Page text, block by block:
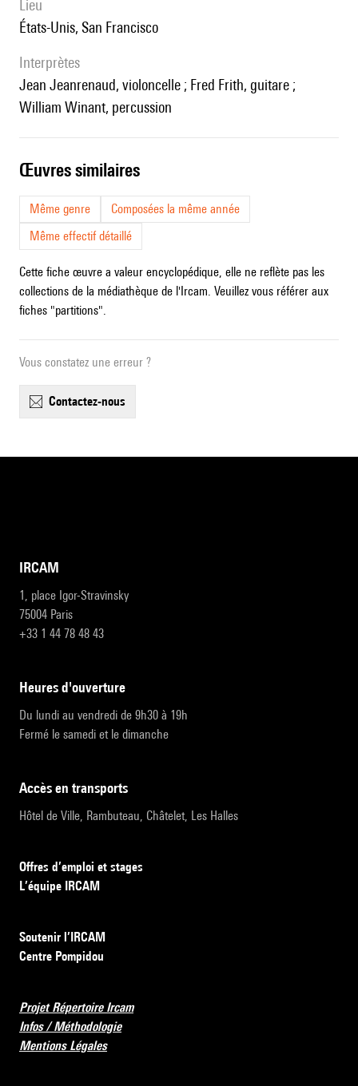
lieu
États-Unis, San Francisco
interprètes
Jean Jeanrenaud, violoncelle ; Fred Frith, guitare ;
William Winant, percussion
œuvres similaires
Même genre
Composées la même année
Même effectif détaillé
Cette fiche œuvre a valeur encyclopédique, elle ne reflète pas les
collections de la médiathèque de l'Ircam. Veuillez vous référer aux
fiches "partitions".
Vous constatez une erreur ?
contactez-nous
IRCAM
1, place Igor-Stravinsky
75004 Paris
+33 1 44 78 48 43
heures d'ouverture
Du lundi au vendredi de 9h30 à 19h
Fermé le samedi et le dimanche
accès en transports
Hôtel de Ville, Rambuteau, Châtelet, Les Halles
Offres d’emploi et stages
L’équipe IRCAM
Soutenir l’IRCAM
Centre Pompidou
Projet Répertoire Ircam
Infos / Méthodologie
Mentions Légales